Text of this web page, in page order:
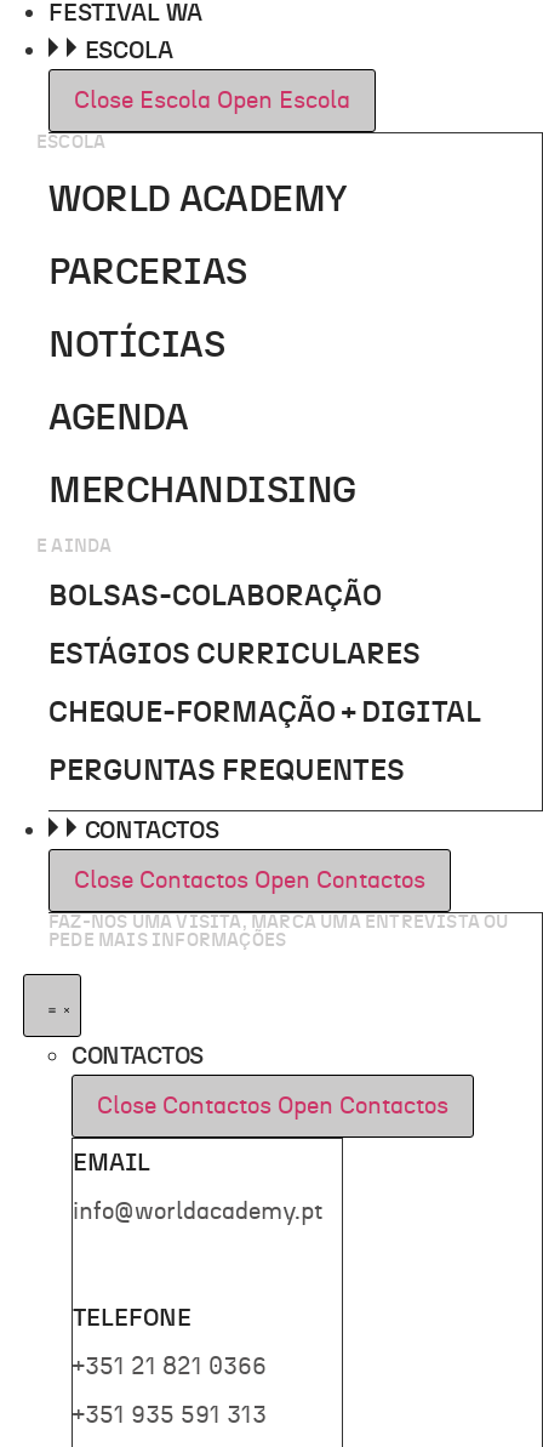
FESTIVAL WA
ESCOLA
Close Escola Open Escola
ESCOLA
WORLD ACADEMY
PARCERIAS
NOTÍCIAS
AGENDA
MERCHANDISING
E AINDA
BOLSAS-COLABORAÇÃO
ESTÁGIOS CURRICULARES
CHEQUE-FORMAÇÃO + DIGITAL
PERGUNTAS FREQUENTES
CONTACTOS
Close Contactos Open Contactos
FAZ-NOS UMA VISITA, MARCA UMA ENTREVISTA OU
PEDE MAIS INFORMAÇÕES
CONTACTOS
Close Contactos Open Contactos
EMAIL
info@worldacademy.pt
TELEFONE
+351 21 821 0366
+351 935 591 313